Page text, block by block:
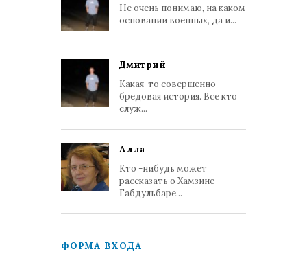
Не очень понимаю, на каком
основании военных, да и...
Дмитрий
Какая-то совершенно
бредовая история. Все кто
служ...
Алла
Кто -нибудь может
рассказать о Хамзине
Габдульбаре...
ФОРМА ВХОДА